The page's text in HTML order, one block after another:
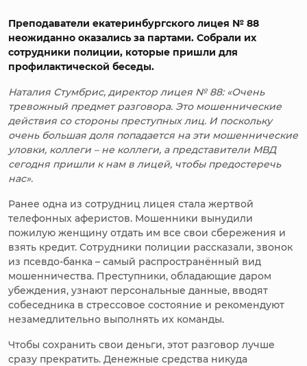
Преподаватели екатеринбургского лицея № 88
неожиданно оказались за партами. Собрали их
сотрудники полиции, которые пришли для
профилактической беседы.
Наталия Стумбрис, директор лицея № 88: «Очень
тревожный предмет разговора. Это мошеннические
действия со стороны преступных лиц. И поскольку
очень большая доля попадается на эти мошеннические
уловки, коллеги – не коллеги, а представители МВД
сегодня пришли к нам в лицей, чтобы предостеречь
нас».
Ранее одна из сотрудниц лицея стала жертвой
телефонных аферистов. Мошенники вынудили
пожилую женщину отдать им все свои сбережения и
взять кредит. Сотрудники полиции рассказали, звонок
из псевдо-банка – самый распространённый вид
мошенничества. Преступники, обладающие даром
убеждения, узнают персональные данные, вводят
собеседника в стрессовое состояние и рекомендуют
незамедлительно выполнять их команды.
Чтобы сохранить свои деньги, этот разговор лучше
сразу прекратить. Денежные средства никуда